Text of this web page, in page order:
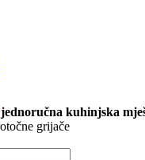
jednoručna kuhinjska
grijače